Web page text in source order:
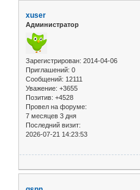
xuser
Администратор
Зарегистрирован: 2014-04-06
Приглашений: 0
Сообщений: 12111
Уважение: +3655
Позитив: +4528
Провел на форуме:
7 месяцев 3 дня
Последний визит:
2026-07-21 14:23:53